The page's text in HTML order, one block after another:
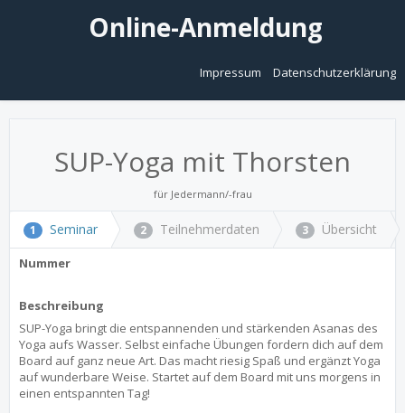
Online-Anmeldung
Impressum Datenschutzerklärung
SUP-Yoga mit Thorsten
für Jedermann/-frau
1 Seminar 2 Teilnehmerdaten 3 Übersicht
Nummer
Beschreibung
SUP-Yoga bringt die entspannenden und stärkenden Asanas des
Yoga aufs Wasser. Selbst einfache Übungen fordern dich auf dem
Board auf ganz neue Art. Das macht riesig Spaß und ergänzt Yoga
auf wunderbare Weise. Startet auf dem Board mit uns morgens in
einen entspannten Tag!